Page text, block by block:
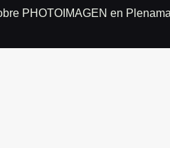
PHOTOIMAGEN en